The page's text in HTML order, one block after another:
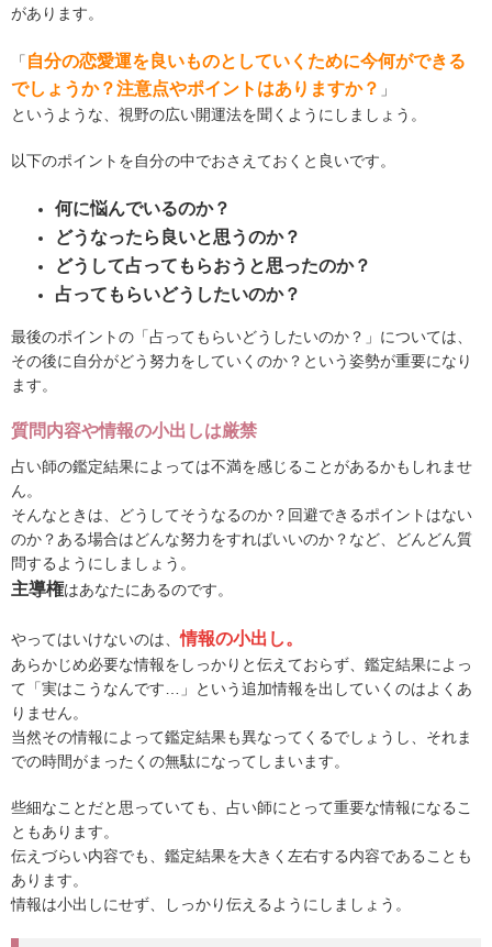
があります。
「 自分の恋愛運を良いものとしていくために今何ができる
でしょうか？注意点やポイントはありますか？ 」
というような、視野の広い開運法を聞くようにしましょう。
以下のポイントを自分の中でおさえておくと良いです。
何に悩んでいるのか？
どうなったら良いと思うのか？
どうして占ってもらおうと思ったのか？
占ってもらいどうしたいのか？
最後のポイントの「占ってもらいどうしたいのか？」については、
その後に自分がどう努力をしていくのか？という姿勢が重要になり
ます。
質問内容や情報の小出しは厳禁
占い師の鑑定結果によっては不満を感じることがあるかもしれませ
ん。
そんなときは、どうしてそうなるのか？回避できるポイントはない
のか？ある場合はどんな努力をすればいいのか？など、どんどん質
問するようにしましょう。
主導権はあなたにあるのです。
やってはいけないのは、情報の小出し。
あらかじめ必要な情報をしっかりと伝えておらず、鑑定結果によっ
て「実はこうなんです…」という追加情報を出していくのはよくあ
りません。
当然その情報によって鑑定結果も異なってくるでしょうし、それま
での時間がまったくの無駄になってしまいます。
些細なことだと思っていても、占い師にとって重要な情報になるこ
ともあります。
伝えづらい内容でも、鑑定結果を大きく左右する内容であることも
あります。
情報は小出しにせず、しっかり伝えるようにしましょう。